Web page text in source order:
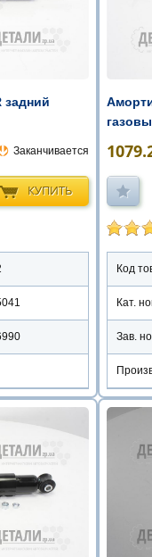
задний
Заканчивается
КУПИТЬ
Код
Кат.
Зав.